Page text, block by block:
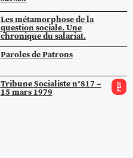
Les métamorphose de la
question sociale. Une
chronique du salariat.
Paroles de Patrons
Tribune Socialiste n°817 –
15 mars 1979 PDF